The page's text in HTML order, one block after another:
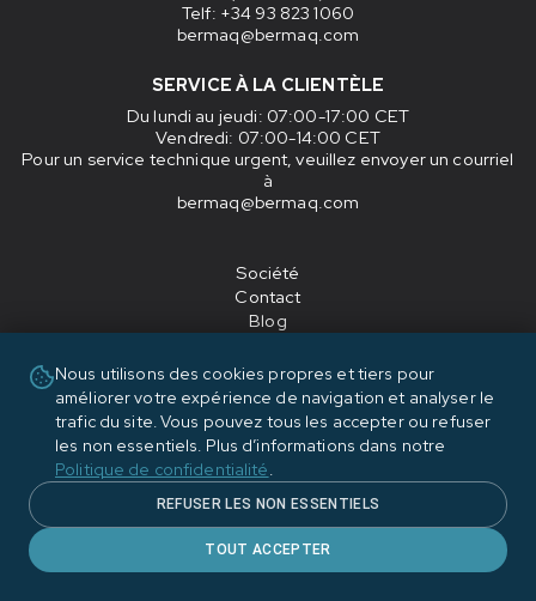
Telf: +34 93 823 1060
bermaq@bermaq.com
SERVICE À LA CLIENTÈLE
Du lundi au jeudi: 07:00-17:00 CET
Vendredi: 07:00-14:00 CET
Pour un service technique urgent, veuillez envoyer un courriel
à
bermaq@bermaq.com
Société
Contact
Blog
Politique de confidentialité
Nous utilisons des cookies propres et tiers pour
améliorer votre expérience de navigation et analyser le
trafic du site. Vous pouvez tous les accepter ou refuser
les non essentiels. Plus d’informations dans notre
Politique de confidentialité.
REFUSER LES NON ESSENTIELS
TOUT ACCEPTER